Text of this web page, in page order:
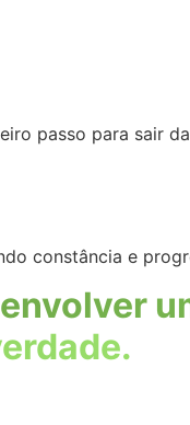
passo para sair
constância e